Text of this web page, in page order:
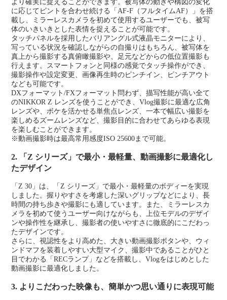
より確実に捉えることができます。被写体の動きや構図の変化
に応じてピントを合わせ続ける「AF-F（フルタイムAF）」を搭
載し、ミラーレスカメラを初めて使用するユーザーでも、被写
体のいきいきとした表情を捉えることが可能です。
タッチパネルを採用したバリアングル式液晶モニターにより、
写っている状況を確認しながらの自撮りはもちろん、被写体を
真上から撮影する真俯瞰撮影や、足元などからの低位置撮影も
行えます。スマートフォンと同様の感覚でタッチ操作ができ、
撮影操作や設定変更、画像再生時のピンチイン、ピンチアウト
なども可能です。
DXフォーマット/FXフォーマット問わず、描写性能が高い全て
のNIKKOR Z レンズを使うことができ、Vlog撮影に最適な広角
レンズや、ボケを活かせる単焦点レンズ、一本で幅広い撮影を
楽しめるズームレンズなど、撮影目的に合わせてあらゆる表現
を楽しむことができます。
※動画撮影時は最高常用感度ISO 25600まで可能。
2. 「Z シリーズ」で最小・最軽量、動画撮影に最適化し
たデザイン
「Z 30」は、「Z シリーズ」で最小・最軽量のボディーを実現
しました。握りやすさを考慮した深いグリップなどにより、長
時間の持ち歩きや撮影にも適しています。また、ミラーレスカ
メラを初めて使うユーザー向けながらも、上位モデルのデザイ
ンや操作性を継承し、撮影者の使いやすさに徹底的にこだわっ
たデザインです。
さらに、視認性をより高めた、大きい動画撮影ボタンや、ウィ
ンドマフを装着しやすい大型マイク、撮影中であることがひと
目でわかる「RECランプ」などを搭載し、Vlogをはじめとした
動画撮影に最適化しました。
3. よりこだわった映像も、簡単かつ思い通りに表現可能